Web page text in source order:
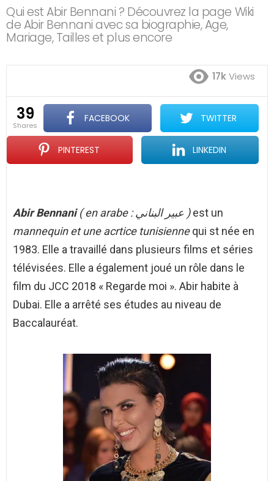
Qui est Abir Bennani ? Découvrez la page Wiki
de Abir Bennani avec sa biographie, Age,
Mariage, Tailles et plus encore
17kViews
39
shares
FACEBOOK TWITTER
PINTEREST LINKEDIN
Abir Bennani ( en arabe : عبير البناني )est un
mannequin et une acrtice tunisiennequi st née en
1983. Elle a travaillé dans plusieurs films et séries
télévisées. Elle a également joué un rôle dans le
film du JCC 2018 « Regarde moi ». Abir habite à
Dubai. Elle a arrêté ses études au niveau de
Baccalauréat.